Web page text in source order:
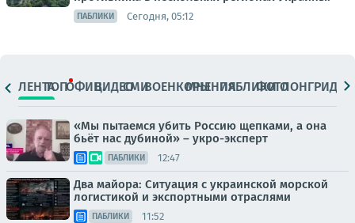
ПАБЛИКИ Сегодня, 05:12
ЛЕНТАТОПОФИЦ.ВИДЕОСМИВОЕНКОРЫМНЕНИЯПАБЛИКИ
ФОТОЛОНГРИДЫ
«Мы пытаемся убить Россию щепками, а она
бьёт нас дубиной» – укро-эксперт
ПАБЛИКИ 12:47
Два майора: Ситуация с украинской морской
логистикой и экспортными отраслями
ПАБЛИКИ 11:52